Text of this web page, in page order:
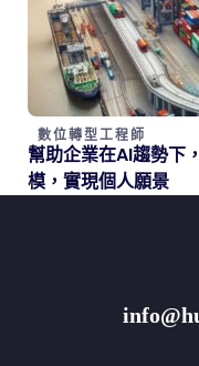
數位轉型工程師
幫助企業在AI趨勢下
模，實現個人願景